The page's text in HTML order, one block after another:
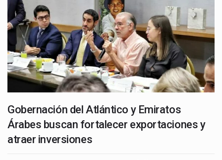
Gobernación del Atlántico y Emiratos
Árabes buscan fortalecer exportaciones y
atraer inversiones